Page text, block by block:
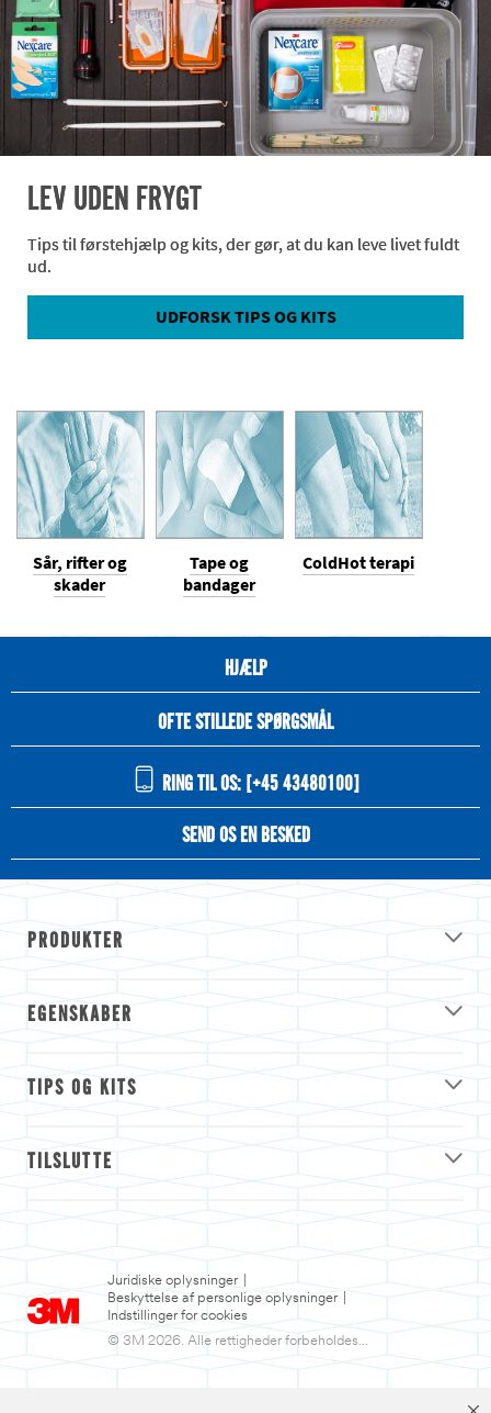
LEV UDEN FRYGT
Tips til førstehjælp og kits, der gør, at du kan leve livet fuldt
ud.
UDFORSK TIPS OG KITS
Sår, rifter og
skader
Tape og
bandager
ColdHot terapi
HJÆLP
OFTE STILLEDE SPØRGSMÅL
RING TIL OS: [+45 43480100]
SEND OS EN BESKED
PRODUKTER
EGENSKABER
TIPS OG KITS
TILSLUTTE
Juridiske oplysninger
Beskyttelse af personlige oplysninger
Indstillinger for cookies
© 3M 2026. Alle rettigheder forbeholdes...